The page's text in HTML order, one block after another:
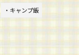
・キャンプ飯